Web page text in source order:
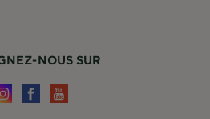
NOUS SUR